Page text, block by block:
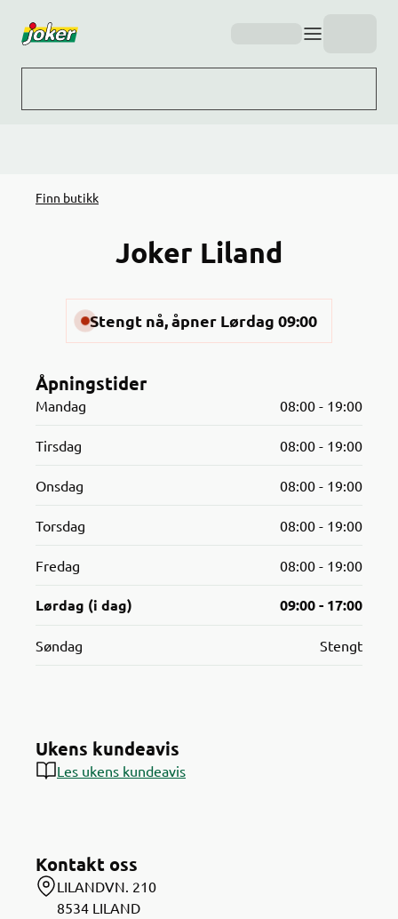
Finn butikk
Joker Liland
Stengt nå, åpner Lørdag 09:00
Åpningstider
Mandag 08:00 - 19:00
Tirsdag 08:00 - 19:00
Onsdag 08:00 - 19:00
Torsdag 08:00 - 19:00
Fredag 08:00 - 19:00
Lørdag (i dag) 09:00 - 17:00
Søndag Stengt
Ukens kundeavis
Les ukens kundeavis
Kontakt oss
LILANDVN. 210
8534 LILAND